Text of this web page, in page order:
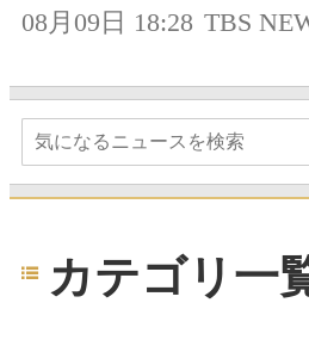
08月09日 18:28 TBS
カテゴリ一